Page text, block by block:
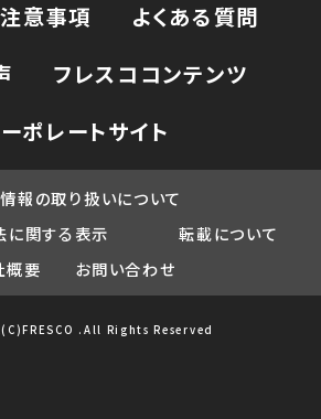
意事項
よくある質問
フレスココンテンツ
ポレートサイト
報の取り扱いについて
に関する表示
転載について
概要
お問い合わせ
.All Rights Reserved